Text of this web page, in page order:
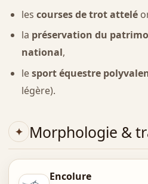
les courses de trot attelé
la préservation du
national,
lesport équestre
légère).
Morphologie &
Encolure